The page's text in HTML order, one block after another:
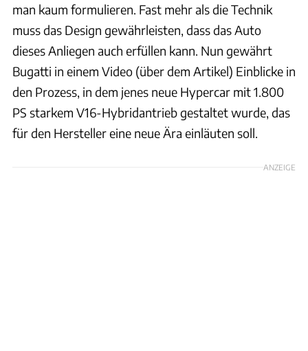
man kaum formulieren. Fast mehr als die Technik
muss das Design gewährleisten, dass das Auto
dieses Anliegen auch erfüllen kann. Nun gewährt
Bugatti in einem Video (über dem Artikel) Einblicke in
den Prozess, in dem jenes neue Hypercar mit 1.800
PS starkem V16-Hybridantrieb gestaltet wurde, das
für den Hersteller eine neue Ära einläuten soll.
ANZEIGE